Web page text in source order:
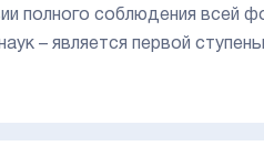
полного соблюдения всей
– является первой